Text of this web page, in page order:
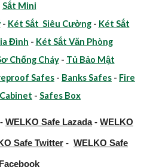
Sắt Mini
- Két Sắt Siêu Cường- Két Sắt
Đình - Két Sắt Văn Phòng
Chống Cháy- Tủ Bảo Mật
Safes - Banks Safes - Fire
- Safes Box
WELKO Safe Lazada- WELKO
Safe Twitter - WELKO Safe
Facebook